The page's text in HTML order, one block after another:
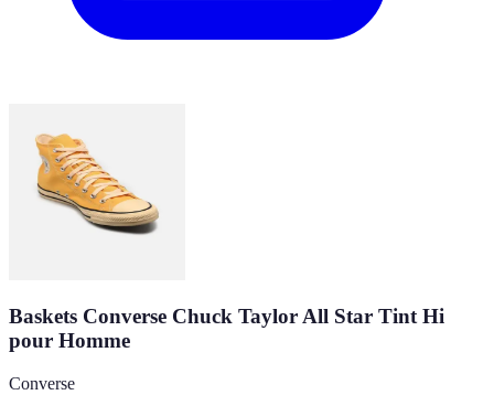
Baskets Converse Chuck Taylor All Star Tint Hi
pour Homme
Converse